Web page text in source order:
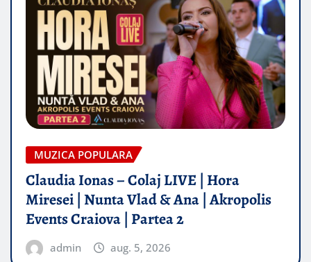
MUZICA POPULARA
Claudia Ionas – Colaj LIVE | Hora
Miresei | Nunta Vlad & Ana | Akropolis
Events Craiova | Partea 2
admin aug. 5, 2026